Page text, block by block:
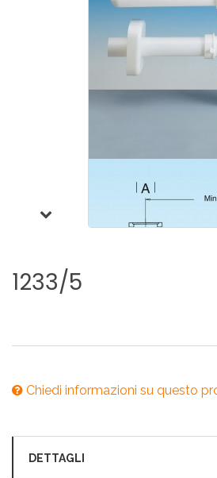
1233/5
Chiedi informazioni su questo
DETTAGLI